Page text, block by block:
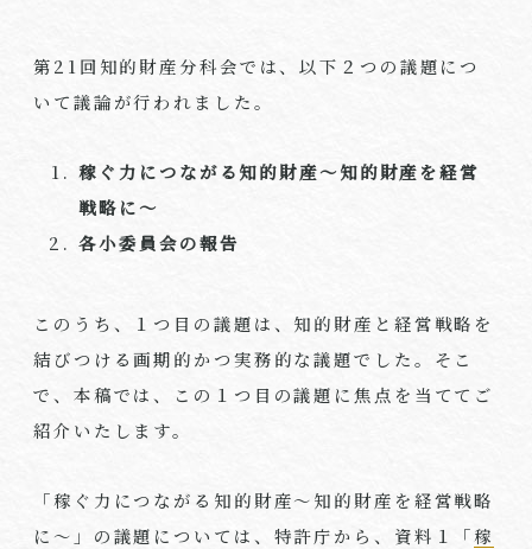
第21回知的財産分科会では、以下２つの議題につ
いて議論が行われました。
稼ぐ力につながる知的財産～知的財産を経営
戦略に～
各小委員会の報告
このうち、１つ目の議題は、知的財産と経営戦略を
結びつける画期的かつ実務的な議題でした。そこ
で、本稿では、この１つ目の議題に焦点を当ててご
紹介いたします。
「稼ぐ力につながる知的財産～知的財産を経営戦略
に～」の議題については、特許庁から、資料１「稼